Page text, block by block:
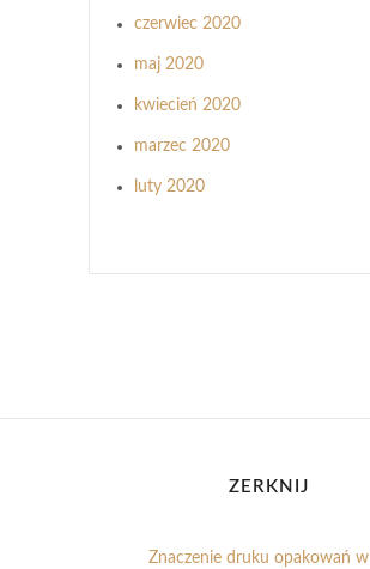
czerwiec 2020
maj 2020
kwiecień 2020
marzec 2020
luty 2020
ZERKNIJ
Znaczenie druku opakowań w